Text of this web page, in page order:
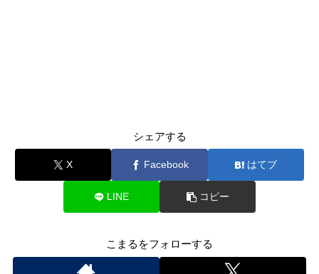
シェアする
X Facebook はてブ
LINE コピー
こまるをフォローする